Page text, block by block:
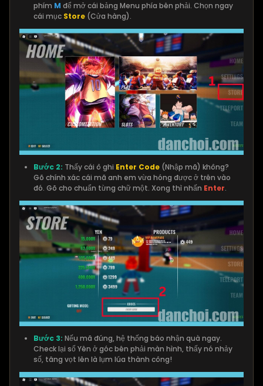
phím M để mở cái bảng Menu phía bên phải. Chọn ngay
cái mục Store (Cửa hàng).
Bước 2: Thấy cái ô ghi Enter Code (Nhập mã) không?
Gõ chính xác cái mã anh em vừa hóng được ở trên vào
đó. Gõ cho chuẩn từng chữ một. Xong thì nhấn Enter.
Bước 3: Nếu mã đúng, hệ thống báo nhận quà ngay.
Check lại số Yên ở góc bên phải màn hình, thấy nó nhảy
số, tăng vọt lên là lụm lúa thành công!